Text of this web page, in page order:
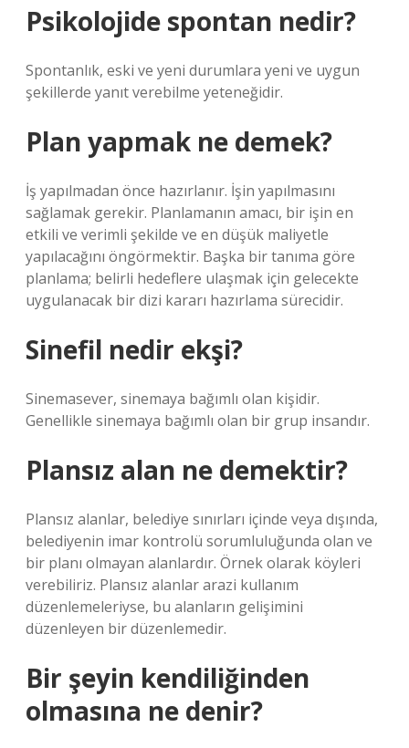
Psikolojide spontan nedir?
Spontanlık, eski ve yeni durumlara yeni ve uygun
şekillerde yanıt verebilme yeteneğidir.
Plan yapmak ne demek?
İş yapılmadan önce hazırlanır. İşin yapılmasını
sağlamak gerekir. Planlamanın amacı, bir işin en
etkili ve verimli şekilde ve en düşük maliyetle
yapılacağını öngörmektir. Başka bir tanıma göre
planlama; belirli hedeflere ulaşmak için gelecekte
uygulanacak bir dizi kararı hazırlama sürecidir.
Sinefil nedir ekşi?
Sinemasever, sinemaya bağımlı olan kişidir.
Genellikle sinemaya bağımlı olan bir grup insandır.
Plansız alan ne demektir?
Plansız alanlar, belediye sınırları içinde veya dışında,
belediyenin imar kontrolü sorumluluğunda olan ve
bir planı olmayan alanlardır. Örnek olarak köyleri
verebiliriz. Plansız alanlar arazi kullanım
düzenlemeleriyse, bu alanların gelişimini
düzenleyen bir düzenlemedir.
Bir şeyin kendiliğinden
olmasına ne denir?